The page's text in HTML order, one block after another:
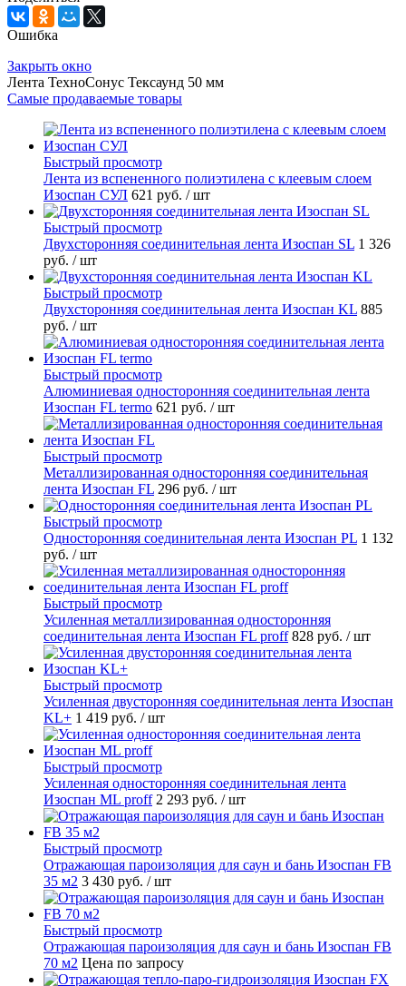
Ошибка
Закрыть окно
Лента ТехноСонус Тексаунд 50 мм
Самые продаваемые товары
Быстрый просмотр
Лента из вспененного полиэтилена с клеевым слоем
Изоспан СУЛ 621 руб. / шт
Быстрый просмотр
Двухсторонняя соединительная лента Изоспан SL 1 326
руб. / шт
Быстрый просмотр
Двухсторонняя соединительная лента Изоспан KL 885
руб. / шт
Быстрый просмотр
Алюминиевая односторонняя соединительная лента
Изоспан FL termo 621 руб. / шт
Быстрый просмотр
Металлизированная односторонняя соединительная
лента Изоспан FL 296 руб. / шт
Быстрый просмотр
Односторонняя соединительная лента Изоспан PL 1 132
руб. / шт
Быстрый просмотр
Усиленная металлизированная односторонняя
соединительная лента Изоспан FL proff 828 руб. / шт
Быстрый просмотр
Усиленная двусторонняя соединительная лента Изоспан
KL+ 1 419 руб. / шт
Быстрый просмотр
Усиленная односторонняя соединительная лента
Изоспан ML proff 2 293 руб. / шт
Быстрый просмотр
Отражающая пароизоляция для саун и бань Изоспан FB
35 м2 3 430 руб. / шт
Быстрый просмотр
Отражающая пароизоляция для саун и бань Изоспан FB
70 м2 Цена по запросу